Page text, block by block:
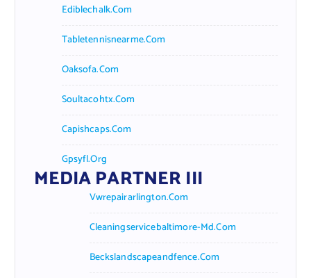
Ediblechalk.com
Tabletennisnearme.com
Oaksofa.com
Soultacohtx.com
Capishcaps.com
Gpsyfl.org
MEDIA PARTNER III
Vwrepairarlington.com
Cleaningservicebaltimore-Md.com
Beckslandscapeandfence.com